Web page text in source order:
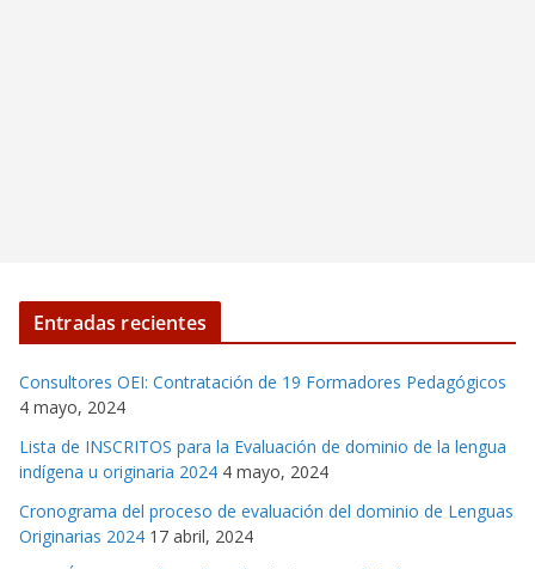
Entradas recientes
Consultores OEI: Contratación de 19 Formadores Pedagógicos
4 mayo, 2024
Lista de INSCRITOS para la Evaluación de dominio de la lengua
indígena u originaria 2024 4 mayo, 2024
Cronograma del proceso de evaluación del dominio de Lenguas
Originarias 2024 17 abril, 2024